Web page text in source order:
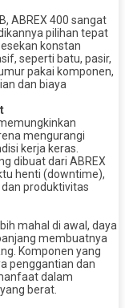
ABREX 400 sangat
pilihan tepat
konstan
seperti batu, pasir,
pakai komponen,
dan biaya
mengurangi
kerja keras.
dibuat dari ABREX
henti (downtime),
produktivitas
mahal di awal, daya
membuatnya
Komponen yang
penggantian dan
dalam
berat.